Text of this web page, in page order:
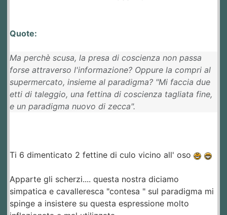
Quote:
Ma perchè scusa, la presa di coscienza non passa
forse attraverso l'informazione? Oppure la compri al
supermercato, insieme al paradigma? "Mi faccia due
etti di taleggio, una fettina di coscienza tagliata fine,
e un paradigma nuovo di zecca".
Ti 6 dimenticato 2 fettine di culo vicino all' oso
Apparte gli scherzi.... questa nostra diciamo
simpatica e cavalleresca "contesa " sul paradigma mi
spinge a insistere su questa espressione molto